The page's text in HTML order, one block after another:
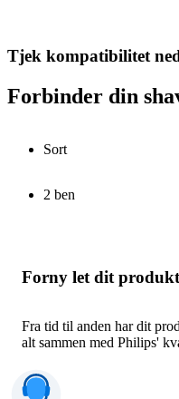
Tjek kompatibilitet
Forbinder din
Sort
2 ben
Forny let dit produkt
Fra tid til anden har dit
alt sammen med Philips'